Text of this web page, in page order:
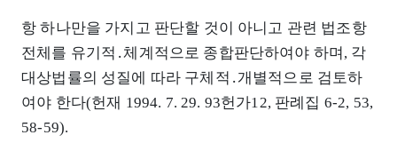
항 하나만을 가지고 판단할 것이 아니고 관련 법조항
전체를 유기적․체계적으로 종합판단하여야 하며, 각
대상법률의 성질에 따라 구체적․개별적으로 검토하
여야 한다(헌재 1994. 7. 29. 93헌가12, 판례집 6-2, 53,
58-59).